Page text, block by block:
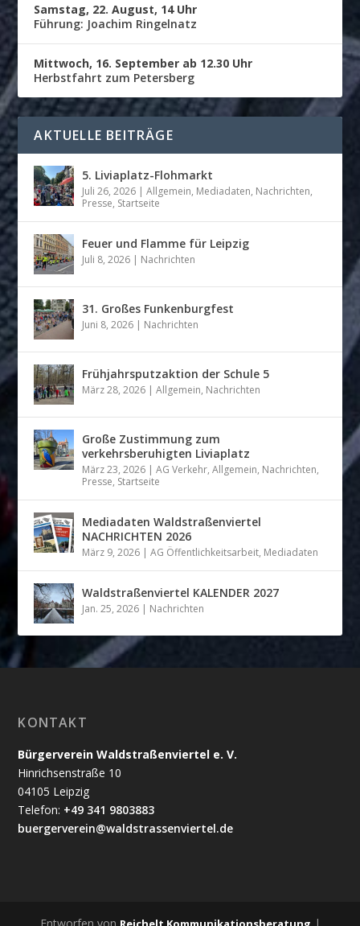
Samstag, 22. August, 14 Uhr
Führung: Joachim Ringelnatz
Mittwoch, 16. September ab 12.30 Uhr
Herbstfahrt zum Petersberg
AKTUELLE BEITRÄGE
5. Liviaplatz-Flohmarkt
Juli 26, 2026 |Allgemein, Mediadaten, Nachrichten,
Presse, Startseite
Feuer und Flamme für Leipzig
Juli 8, 2026 | Nachrichten
31. Großes Funkenburgfest
Juni 8, 2026 | Nachrichten
Frühjahrsputzaktion der Schule 5
März 28, 2026 |Allgemein, Nachrichten
Große Zustimmung zum
verkehrsberuhigten Liviaplatz
März 23, 2026 |AG Verkehr,Allgemein, Nachrichten,
Presse, Startseite
Mediadaten Waldstraßenviertel
NACHRICHTEN 2026
März 9, 2026 |AG Öffentlichkeitsarbeit, Mediadaten
Waldstraßenviertel KALENDER 2027
Jan. 25, 2026 | Nachrichten
KONTAKT
Bürgerverein Waldstraßenviertel e. V.
Hinrichsenstraße 10
04105 Leipzig
Telefon: +49 341 9803883
buergerverein@waldstrassenviertel.de
Entworfen von |